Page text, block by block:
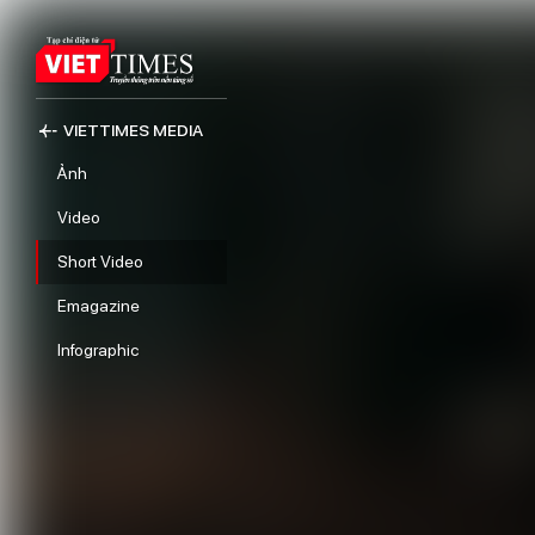
VIETTIMES MEDIA
Ảnh
Video
Short Video
Emagazine
Infographic